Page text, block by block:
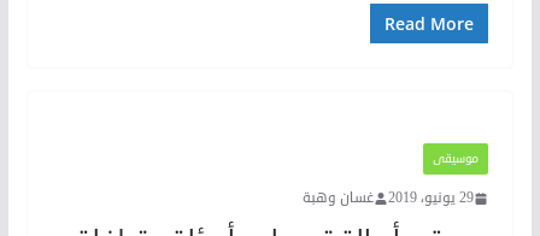
Read More
موسيقى
29 يونيو، 2019 غسان وهبة